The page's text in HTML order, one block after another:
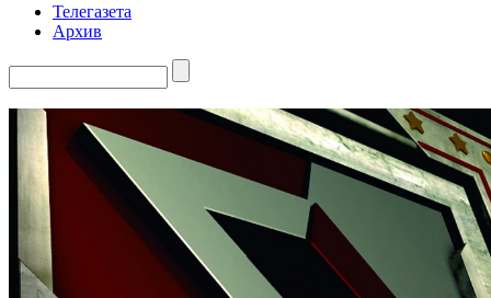
Телегазета
Архив